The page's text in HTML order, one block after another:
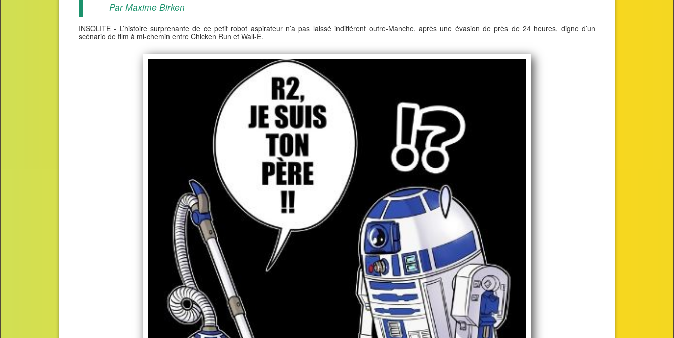
Par Maxime Birken
INSOLITE - L’histoire surprenante de ce petit robot aspirateur n’a pas laissé indifférent outre-Manche, après une évasion de près de 24 heures, digne d’un
scénario de film à mi-chemin entre Chicken Run et Wall-E.